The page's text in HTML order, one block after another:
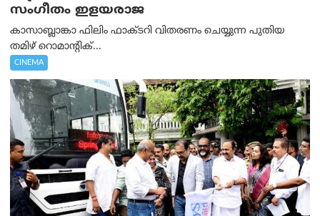
സംഗീതം ഇളയരാജ
കാസാബ്ലാങ്കാ ഫിലിം ഫാക്ടറി വിതരണം ചെയ്യുന്ന പുതിയ
തമിഴ് റൊമാന്റിക്...
CINEMA